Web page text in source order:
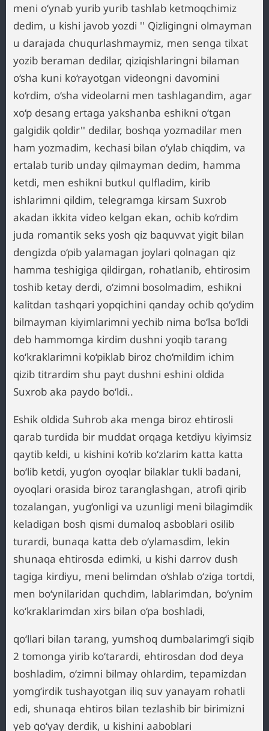
meni o‘ynab yurib yurib tashlab ketmoqchimiz
dedim, u kishi javob yozdi '' Qizligingni olmayman
u darajada chuqurlashmaymiz, men senga tilxat
yozib beraman dedilar, qiziqishlaringni bilaman
o‘sha kuni ko‘rayotgan videongni davomini
ko‘rdim, o‘sha videolarni men tashlagandim, agar
xo‘p desang ertaga yakshanba eshikni o‘tgan
galgidik qoldir'' dedilar, boshqa yozmadilar men
ham yozmadim, kechasi bilan o‘ylab chiqdim, va
ertalab turib unday qilmayman dedim, hamma
ketdi, men eshikni butkul qulfladim, kirib
ishlarimni qildim, telegramga kirsam Suxrob
akadan ikkita video kelgan ekan, ochib ko‘rdim
juda romantik seks yosh qiz baquvvat yigit bilan
dengizda o‘pib yalamagan joylari qolnagan qiz
hamma teshigiga qildirgan, rohatlanib, ehtirosim
toshib ketay derdi, o‘zimni bosolmadim, eshikni
kalitdan tashqari yopqichini qanday ochib qo‘ydim
bilmayman kiyimlarimni yechib nima bo‘lsa bo‘ldi
deb hammomga kirdim dushni yoqib tarang
ko‘kraklarimni ko‘piklab biroz cho‘mildim ichim
qizib titrardim shu payt dushni eshini oldida
Suxrob aka paydo bo‘ldi..
Eshik oldida Suhrob aka menga biroz ehtirosli
qarab turdida bir muddat orqaga ketdiyu kiyimsiz
qaytib keldi, u kishini ko‘rib ko‘zlarim katta katta
bo‘lib ketdi, yug‘on oyoqlar bilaklar tukli badani,
oyoqlari orasida biroz taranglashgan, atrofi qirib
tozalangan, yug‘onligi va uzunligi meni bilagimdik
keladigan bosh qismi dumaloq asboblari osilib
turardi, bunaqa katta deb o‘ylamasdim, lekin
shunaqa ehtirosda edimki, u kishi darrov dush
tagiga kirdiyu, meni belimdan o‘shlab o‘ziga tortdi,
men bo‘ynilaridan quchdim, lablarimdan, bo‘ynim
ko‘kraklarimdan xirs bilan o‘pa boshladi,
qo‘llari bilan tarang, yumshoq dumbalarimg‘i siqib
2 tomonga yirib ko‘tarardi, ehtirosdan dod deya
boshladim, o‘zimni bilmay ohlardim, tepamizdan
yomg‘irdik tushayotgan iliq suv yanayam rohatli
edi, shunaqa ehtiros bilan tezlashib bir birimizni
yeb qo‘yay derdik, u kishini aaboblari